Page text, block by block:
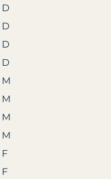
D
D
D
D
M
M
M
M
F
F